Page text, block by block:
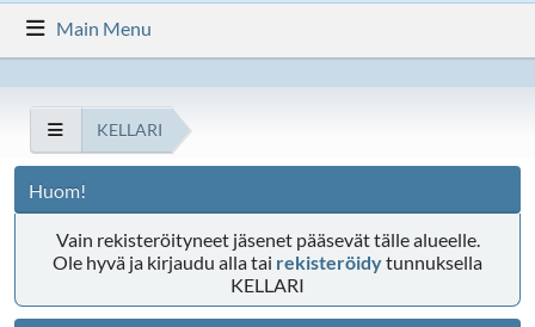
Main Menu
KELLARI
Huom!
Vain rekisteröityneet jäsenet pääsevät tälle alueelle.
Ole hyvä ja kirjaudu alla tai rekisteröidytunnuksella
KELLARI